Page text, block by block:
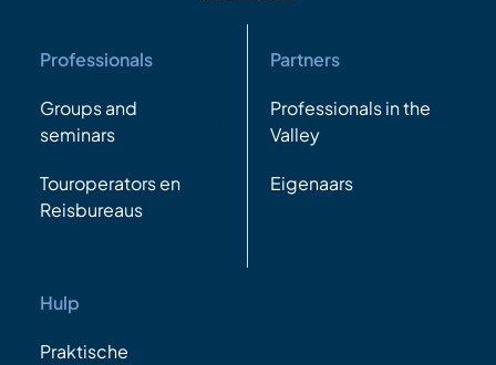
Professionals
Groups and
seminars
Touroperators en
Reisbureaus
Partners
Professionals in the
Valley
Eigenaars
Hulp
Praktische